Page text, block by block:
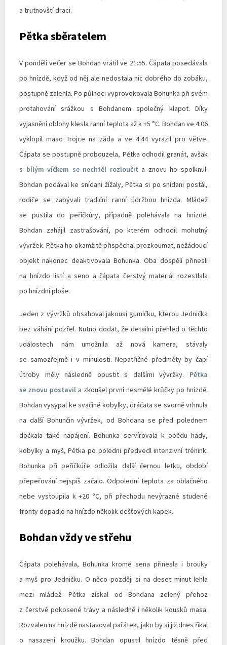
a trutnovští draci.
Pětka sběratelem
V pondělí večer se Bohdan vrátil ve 21:55. Čápata posedávala
po hnízdě, když od něj ale nedostala nic dobrého do zobáku,
postupně zalehla. Po půlnoci vyprovokovala Bohunka při svém
protahování srážkou s Bohdanem společný klapot. Díky
vyjasnění oblohy klesla ranní teplota až k +5 °C. Bohdan ve 4:06
vyklopil maso Trojce na záda a ve 4:44 vyrazil pro větve.
Čápata se postupně probouzela, Pětka odhodil granát, avšak
s bílým víčkem se nechtěl rozloučit a znovu ho spolknul.
Bohdan podával ke snídani žížaly, Pětka si po snídani postál,
rodiče se zabývali tradiční ranní údržbou hnízda. Mládež
se pustila do peříčkúry, případně polehávala na hnízdě.
Bohdan zahájil zastrašování, po kterém odhodil mohutný
vývržek. Pětka ho okamžitě přispěchal prozkoumat, nežádoucí
objekt nakonec deaktivovala Bohunka. Oba dospělí přinesli
na hnízdo listí a seno a čápata čerstvý materiál rozestlala
po hnízdní ploše.
Jeden z vývržků obsahoval jakousi gumičku, kterou Jednička
bez váhání pozřel. Nutno dodat, že detailní přehled o těchto
událostech nám umožnila až nová kamera, stávaly
se samozřejmě i v minulosti. Nepatřičné předměty by čapí
útroby měly následně opustit s dalšími vývržky. Pětka
se znovu postavil a zkoušel první nesmělé krůčky po hnízdě.
Bohdan vysypal ke svačině kobylky, dráčata se svorně vrhnula
na další Bohunčin vývržek, od Bohdana se před polednem
dočkala také napájení. Bohunka servírovala k obědu hady,
kobylky a myš, Pětka po poledni předvedl intenzivní trénink.
Bohunka při peříčkúře odložila další černou letku, období
přepeřování nejspíš začalo. Odpolední teplota za oblačného
nebe vystoupila k +20 °C, při přechodu nevýrazné studené
fronty dopadlo na hnízdo několik dešťových kapek.
Bohdan vždy ve střehu
Čápata polehávala, Bohunka kromě sena přinesla i brouky
a myš pro Jedničku. O něco později si na deset minut lehla
mezi mládež. Pětka získal od Bohdana zelený přehoz
z čerstvě pokosené trávy a následně i několik kousků masa.
Rozvalen na hnízdě nastavoval pařátek, jako by si již dnes říkal
o nasazení kroužku. Bohdan opustil hnízdo těsně před